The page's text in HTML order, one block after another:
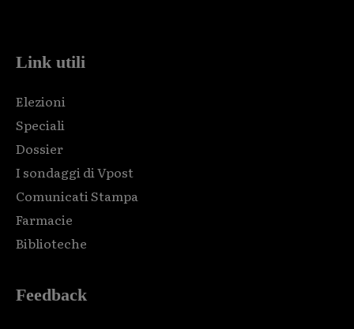
Link utili
Elezioni
Speciali
Dossier
I sondaggi di Vpost
Comunicati Stampa
Farmacie
Biblioteche
Feedback